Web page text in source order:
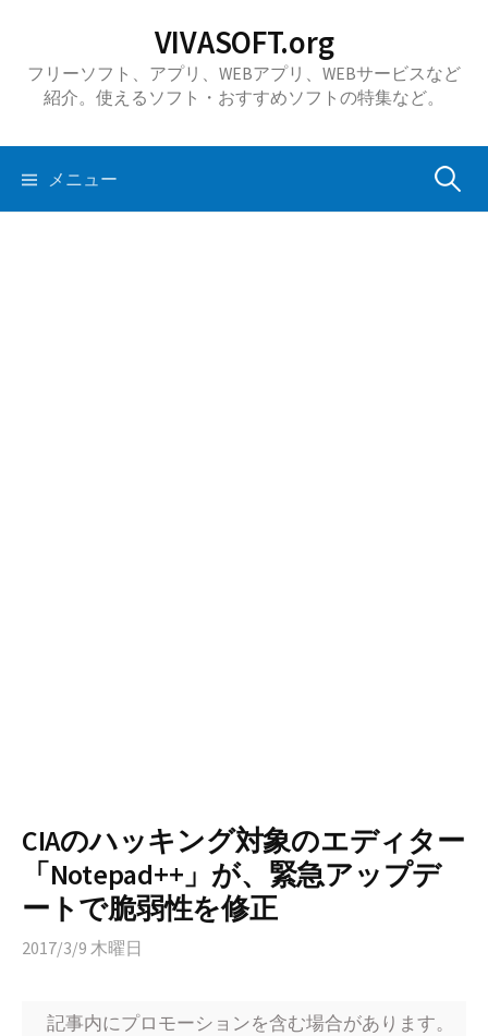
VIVASOFT.org
フリーソフト、アプリ、WEBアプリ、WEBサービスなど
紹介。使えるソフト・おすすめソフトの特集など。
メニュー 検
CIAのハッキング対象のエディター
「Notepad++」が、緊急アップデ
ートで脆弱性を修正
2017/3/9 木曜日
記事内にプロモーションを含む場合があります。